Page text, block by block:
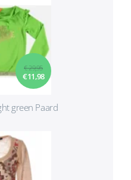
€ 29,95
€ 11,98
green Paard